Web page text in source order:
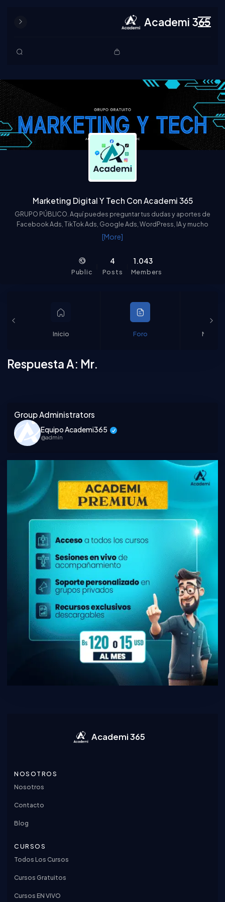
Academi 365
Marketing Digital Y Tech Con Academi 365
GRUPO PÚBLICO. Aquí puedes preguntar tus dudas y aportes de
Facebook Ads, TikTok Ads, Google Ads, WordPress, IA y mucho
más. Nuestra comunidad responde y ocasionalmente, también
[More]
Public
4
Posts
1.043
Members
Inicio Foro
Respuesta A: Mr.
Asides
Group Administrators
Equipo Academi365
@admin
Academi 365
NOSOTROS
Nosotros
Contacto
Blog
CURSOS
Todos Los Cursos
Cursos Gratuitos
Cursos EN VIVO